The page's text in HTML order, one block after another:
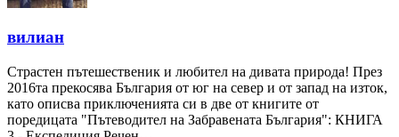
вилиан
Страстен пътешественик и любител на дивата природа! През
2016та прекосява България от юг на север и от запад на изток,
като описва приключенията си в две от книгите от
поредицата "Пътеводител на Забравената България": КНИГА